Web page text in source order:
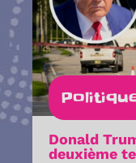
Donald
deuxième